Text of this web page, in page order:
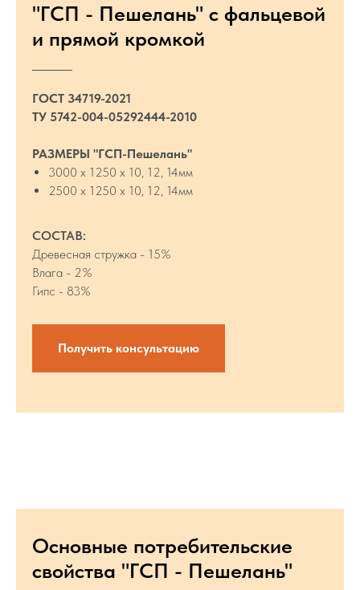
"ГСП - Пешелань" с фальцевой
и прямой кромкой
ГОСТ 34719-2021
ТУ 5742-004-05292444-2010
РАЗМЕРЫ "ГСП-Пешелань"
3000 х 1250 х 10, 12, 14мм
2500 х 1250 х 10, 12, 14мм
СОСТАВ:
Древесная стружка - 15%
Влага - 2%
Гипс - 83%
Получить консультацию
Основные потребительские
свойства "ГСП - Пешелань"